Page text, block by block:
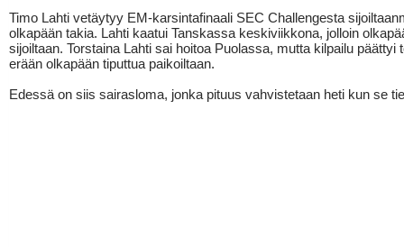
Timo Lahti vetäytyy EM-karsintafinaali SEC Challengesta
olkapään takia. Lahti kaatui Tanskassa keskiviikkona, jolloin
sijoiltaan. Torstaina Lahti sai hoitoa Puolassa, mutta kilpailu päättyi
erään olkapään tiputtua paikoiltaan.
Edessä on siis sairasloma, jonka pituus vahvistetaan heti kun se